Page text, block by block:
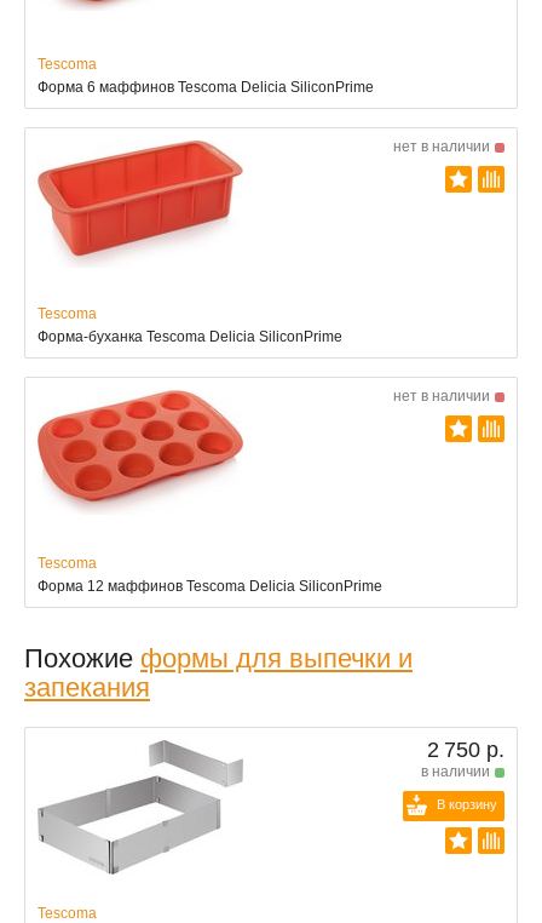
Tescoma
Форма 6 маффинов Tescoma Delicia SiliconPrime
нет в наличии
Tescoma
Форма-буханка Tescoma Delicia SiliconPrime
нет в наличии
Tescoma
Форма 12 маффинов Tescoma Delicia SiliconPrime
Похожие формы для выпечки и
запекания
2 750 р.
в наличии
В корзину
Tescoma